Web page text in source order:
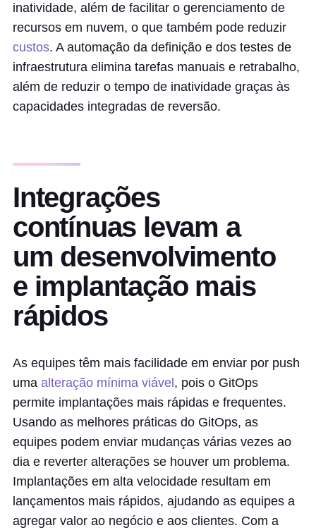
inatividade, além de facilitar o gerenciamento de
recursos em nuvem, o que também pode reduzir
custos. A automação da definição e dos testes de
infraestrutura elimina tarefas manuais e retrabalho,
além de reduzir o tempo de inatividade graças às
capacidades integradas de reversão.
Integrações
contínuas levam a
um desenvolvimento
e implantação mais
rápidos
As equipes têm mais facilidade em enviar por push
uma alteração mínima viável , pois o GitOps
permite implantações mais rápidas e frequentes.
Usando as melhores práticas do GitOps, as
equipes podem enviar mudanças várias vezes ao
dia e reverter alterações se houver um problema.
Implantações em alta velocidade resultam em
lançamentos mais rápidos, ajudando as equipes a
agregar valor ao negócio e aos clientes. Com a